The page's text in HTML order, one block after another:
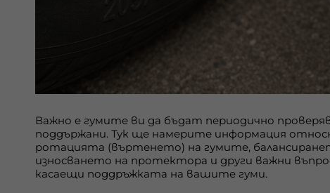
Важно е гумите ви да бъдат периодично
поддържани. Тук ще намерите информация
ротацията (въртенето) на гумите,
износването на протектора и други важни
касаещи поддръжката на вашите гуми.